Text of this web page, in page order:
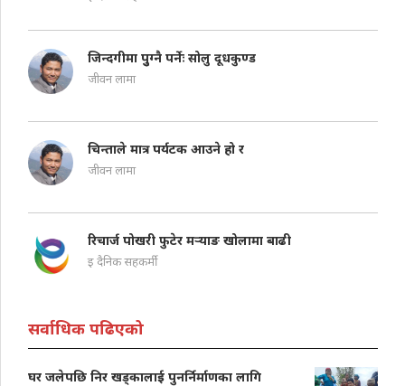
जिन्दगीमा पुुग्नै पर्नेः सोलु दूधकुण्ड
जीवन लामा
चिन्ताले मात्र पर्यटक आउने हो र
जीवन लामा
रिचार्ज पोखरी फुटेर मऱ्याङ खोलामा बाढी
इ दैनिक सहकर्मी
सर्वाधिक पढिएको
घर जलेपछि निर खड्कालाई पुनर्निर्माणका लागि